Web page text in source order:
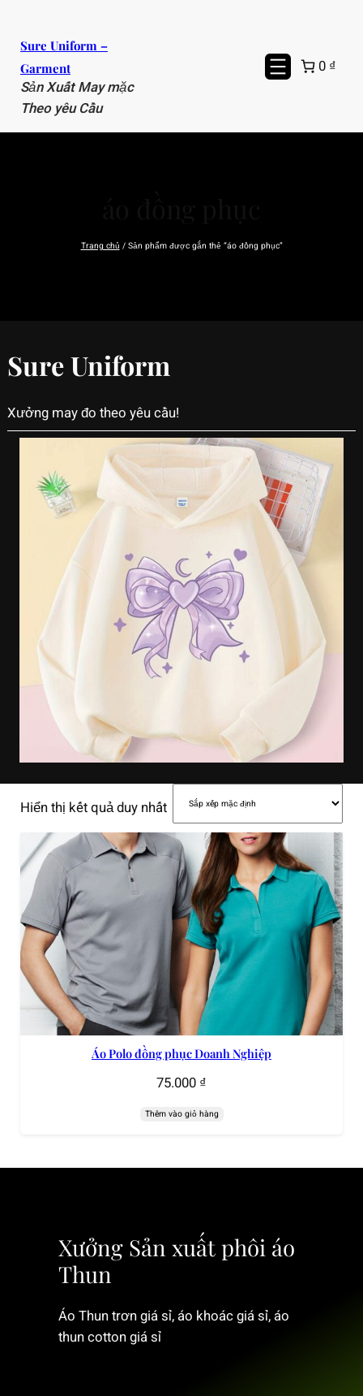
phần
dung
Sure Uniform –
Garment
Sản Xuất May mặc
Theo yêu Cầu
0 ₫
Trang chủ / Sản phẩm được gắn thẻ “áo đồng phục”
Sure Uniform
Xưởng may đo theo yêu cầu!
Hiển thị kết quả duy nhất
Áo Polo đồng phục Doanh Nghiệp
75.000 ₫
Thêm vào giỏ hàng
Xưởng Sản xuất phôi áo
Thun
Áo Thun trơn giá sỉ, áo khoác giá sỉ, áo
thun cotton giá sỉ